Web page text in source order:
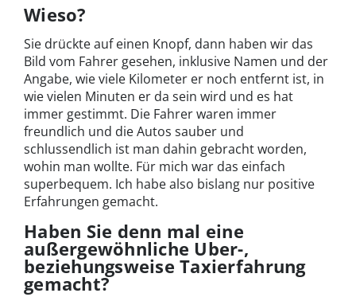
Wieso?
Sie drückte auf einen Knopf, dann haben wir das
Bild vom Fahrer gesehen, inklusive Namen und der
Angabe, wie viele Kilometer er noch entfernt ist, in
wie vielen Minuten er da sein wird und es hat
immer gestimmt. Die Fahrer waren immer
freundlich und die Autos sauber und
schlussendlich ist man dahin gebracht worden,
wohin man wollte. Für mich war das einfach
superbequem. Ich habe also bislang nur positive
Erfahrungen gemacht.
Haben Sie denn mal eine
außergewöhnliche Uber-,
beziehungsweise Taxierfahrung
gemacht?